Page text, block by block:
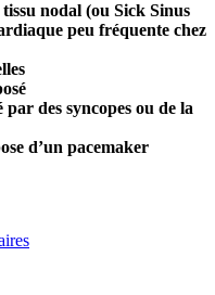
nodal (ou Sick Sinus
peu fréquente chez
des syncopes ou de la
d’un pacemaker